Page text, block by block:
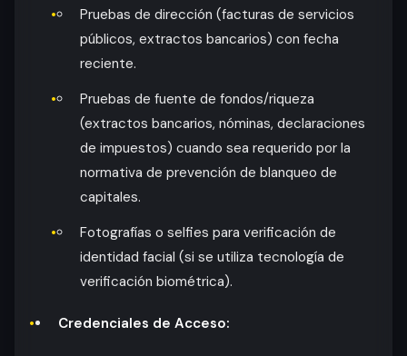
Pruebas de dirección (facturas de servicios
públicos, extractos bancarios) con fecha
reciente.
Pruebas de fuente de fondos/riqueza
(extractos bancarios, nóminas, declaraciones
de impuestos) cuando sea requerido por la
normativa de prevención de blanqueo de
capitales.
Fotografías o selfies para verificación de
identidad facial (si se utiliza tecnología de
verificación biométrica).
Credenciales de Acceso: